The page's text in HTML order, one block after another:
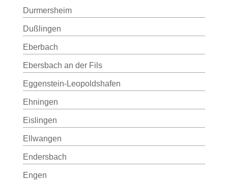
Durmersheim
Dußlingen
Eberbach
Ebersbach an der Fils
Eggenstein-Leopoldshafen
Ehningen
Eislingen
Ellwangen
Endersbach
Engen